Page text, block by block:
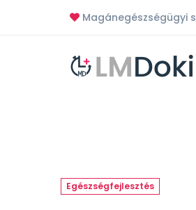
Magánegészségügyi
Egészségfejlesztés